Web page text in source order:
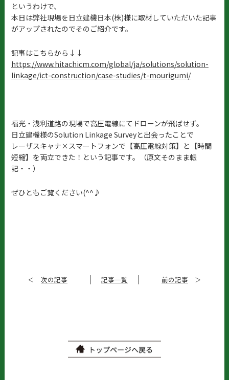
というわけで、
本日は弊社現場を日立建機日本(株)様に取材していただいた記事
がアップされたのでそのご紹介です。
記事はこちらから↓↓
https://www.hitachicm.com/global/ja/solutions/solution-
linkage/ict-construction/case-studies/t-mourigumi/
福光・浅利道路の現場で高圧電線にてドローンが飛ばせず。
日立建機様のSolution Linkage Surveyと出会ったことで
レーザスキャナ×スマートフォンで【高圧電線対策】と【時間
短縮】を両立できた！という記事です。（原文そのまま転
記・・）
ぜひともご覧ください(^^♪
＜ 次の記事 記事一覧 前の記事 ＞